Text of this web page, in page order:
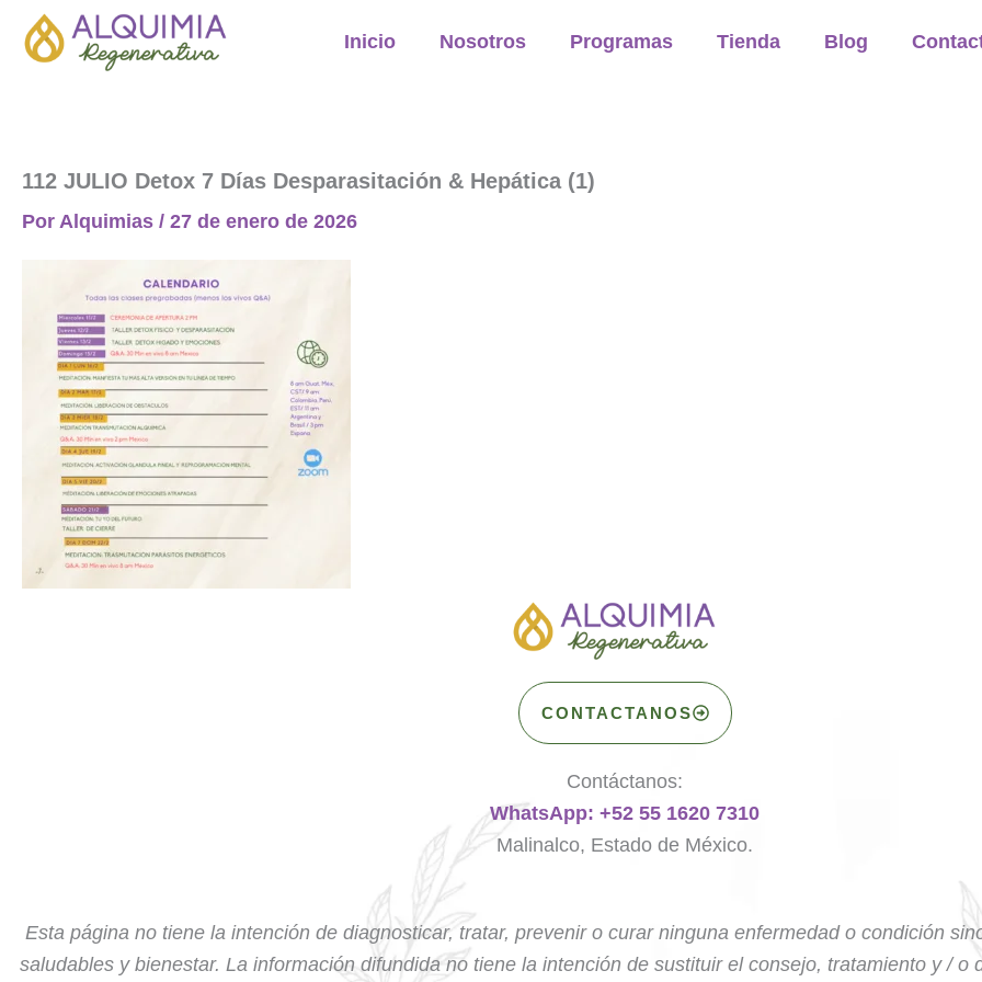
Inicio Nosotros Programas Tienda Blog
112 JULIO Detox 7 Días Desparasitación & Hepática (1)
Por Alquimias / 27 de enero de 2026
CONTACTANOS
Contáctanos:
WhatsApp: +52 55 1620 7310
Malinalco, Estado de México.
Esta página no tiene la intención de diagnosticar, tratar, prevenir o curar ninguna enfermedad o condición
saludables y bienestar. La información difundida no tiene la intención de sustituir el consejo, tratamiento y / o